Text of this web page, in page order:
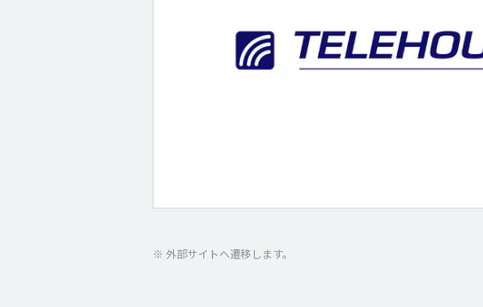
※ 外部サイトへ遷移します。